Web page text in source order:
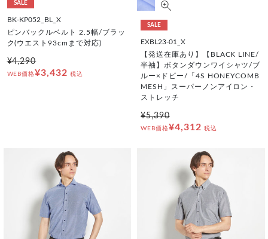
SALE
BK-KP052_BL_X
ピンバックルベルト 2.5幅/ブラッ
ク(ウエスト93cmまで対応)
¥4,290
WEB価格¥3,432 税込
SALE
EXBL23-01_X
【発送在庫あり】【BLACK LINE/
半袖】ボタンダウンワイシャツ/ブ
ルー×ドビー/「4S HONEYCOMB
MESH」スーパーノンアイロン・
ストレッチ
¥5,390
WEB価格¥4,312 税込